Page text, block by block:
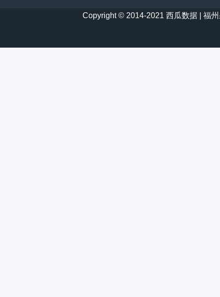
Copyright © 2014-2021 西瓜数据 | 福